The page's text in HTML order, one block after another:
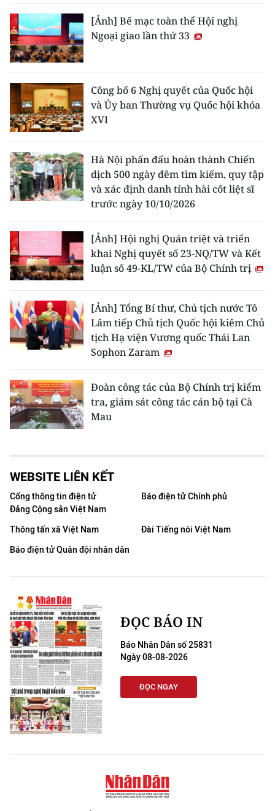
[Ảnh] Bế mạc toàn thể Hội nghị
Ngoại giao lần thứ 33
Công bố 6 Nghị quyết của Quốc hội
và Ủy ban Thường vụ Quốc hội khóa
XVI
Hà Nội phấn đấu hoàn thành Chiến
dịch 500 ngày đêm tìm kiếm, quy tập
và xác định danh tính hài cốt liệt sĩ
trước ngày 10/10/2026
[Ảnh] Hội nghị Quán triệt và triển
khai Nghị quyết số 23-NQ/TW và Kết
luận số 49-KL/TW của Bộ Chính trị
[Ảnh] Tổng Bí thư, Chủ tịch nước Tô
Lâm tiếp Chủ tịch Quốc hội kiêm Chủ
tịch Hạ viện Vương quốc Thái Lan
Sophon Zaram
Đoàn công tác của Bộ Chính trị kiểm
tra, giám sát công tác cán bộ tại Cà
Mau
WEBSITE LIÊN KẾT
Cổng thông tin điện tử
Đảng Cộng sản Việt Nam
Báo điện tử Chính phủ
Thông tấn xã Việt Nam
Đài Tiếng nói Việt Nam
Báo điện tử Quân đội nhân dân
ĐỌC BÁO IN
Báo Nhân Dân số 25831
Ngày 08-08-2026
ĐỌC NGAY